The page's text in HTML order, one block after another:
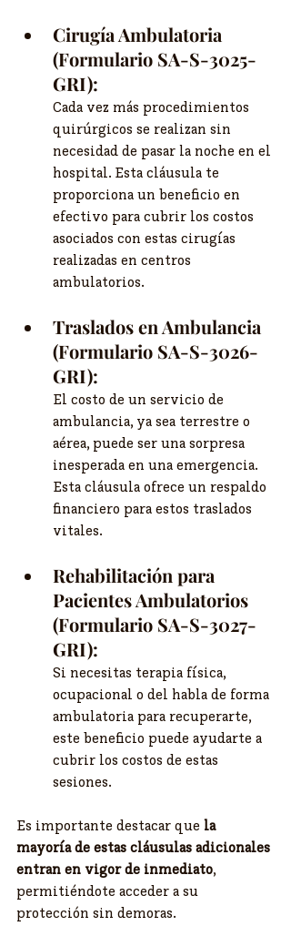
Cirugía Ambulatoria
(Formulario SA-S-3025-
GRI):
Cada vez más procedimientos
quirúrgicos se realizan sin
necesidad de pasar la noche en el
hospital. Esta cláusula te
proporciona un beneficio en
efectivo para cubrir los costos
asociados con estas cirugías
realizadas en centros
ambulatorios.
Traslados en Ambulancia
(Formulario SA-S-3026-
GRI):
El costo de un servicio de
ambulancia, ya sea terrestre o
aérea, puede ser una sorpresa
inesperada en una emergencia.
Esta cláusula ofrece un respaldo
financiero para estos traslados
vitales.
Rehabilitación para
Pacientes Ambulatorios
(Formulario SA-S-3027-
GRI):
Si necesitas terapia física,
ocupacional o del habla de forma
ambulatoria para recuperarte,
este beneficio puede ayudarte a
cubrir los costos de estas
sesiones.
Es importante destacar que la
mayoría de estas cláusulas adicionales
entran en vigor de inmediato,
permitiéndote acceder a su
protección sin demoras.